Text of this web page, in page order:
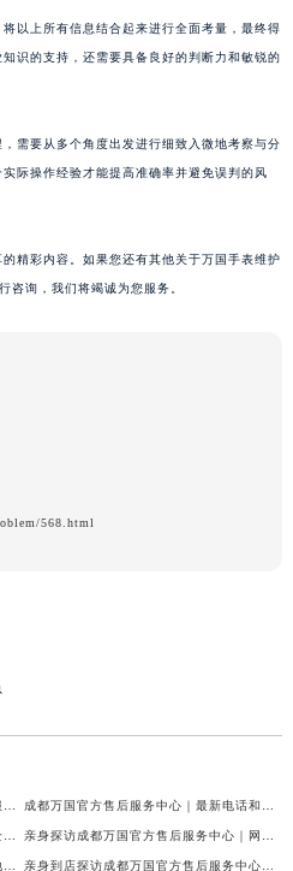
以上所有信息结合起来进行全面考量，最终得
识的支持，还需要具备良好的判断力和敏锐的
需要从多个角度出发进行细致入微地考察与分
际操作经验才能提高准确率并避免误判的风
的精彩内容。如果您还有其他关于万国手表维护
咨询，我们将竭诚为您服务。
568.html
亲身探访成都万国官方售后服务中心｜服务热线及完整地址（2026年7月最新） 成都万国官方售后服务中心｜最新电话和官方维修地址权威信息公示（2026年7月最新）
亲身探访成都万国官方售后服务中心｜全新地址与官方电话（2026年7月最新） 亲身探访成都万国官方售后服务中心｜网点地址与客服电话（2026年7月最新）
亲身探访成都万国官方售后服务中心｜地址及官方联系电话（2026年7月最新） 亲身到店探访成都万国官方售后服务中心｜官方地址与维修热线（2026年7月最新）